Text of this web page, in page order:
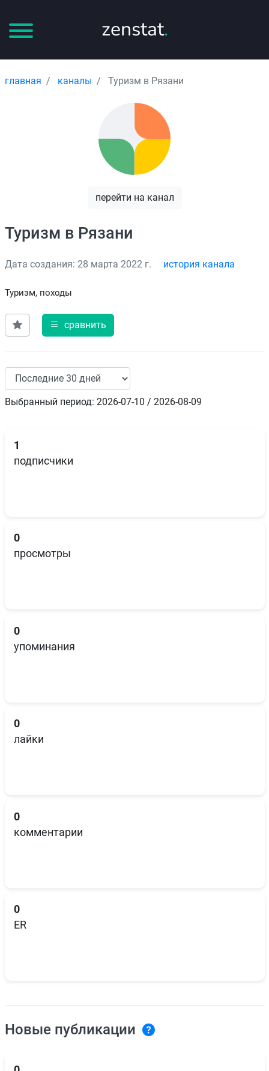
zenstat.
главная каналы Туризм в Рязани
перейти на канал
Туризм в Рязани
Дата создания: 28 марта 2022 г. история канала
Туризм, походы
сравнить
Выбранный период: 2026-07-10 / 2026-08-09
1
подписчики
0
просмотры
0
упоминания
0
лайки
0
комментарии
0
ER
Новые публикации